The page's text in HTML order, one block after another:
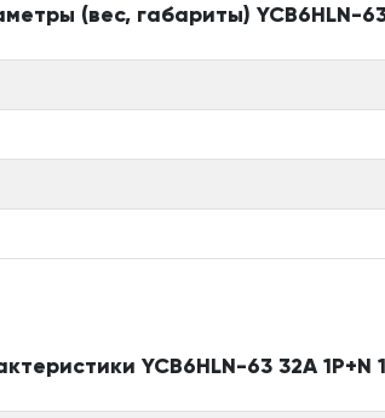
(вес, габариты) YCB6HLN-
YCB6HLN-63 32А 1P+N